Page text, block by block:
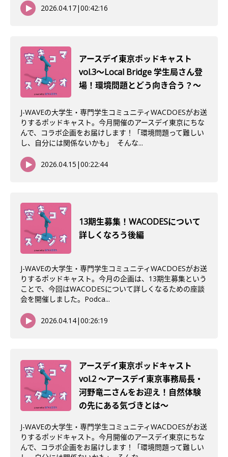
2026.04.17|00:42:16
アースデイ東京ポッドキャスト
vol.3〜Local Bridge 学生局さん登
場！環境問題とどう向き合う？〜
J-WAVEの大学生・専門学生コミュニティWACDOESがお送
りするポッドキャスト。今月開催のアースデイ東京にちな
んで、コラボ企画をお届けします！「環境問題って難しい
し、自分には関係ないかも」 そんな...
2026.04.15 |00:22:44
13期生募集！WACODESについて
詳しくなろう後編
J-WAVEの大学生・専門学生コミュニティWACDOESがお送
りするポッドキャスト。今月の企画は、13期生募集という
ことで、今回はWACODESについて詳しくなるための座談
会を開催しました。Podca...
2026.04.14|00:26:19
アースデイ東京ポッドキャスト
vol.2 〜アースデイ東京事務局長・
河野竜二さんをお迎え！自然体験
の先にある気づきとは〜
J-WAVEの大学生・専門学生コミュニティWACDOESがお送
りするポッドキャスト。今月開催のアースデイ東京にちな
んで、コラボ企画をお届けします！「環境問題って難しい